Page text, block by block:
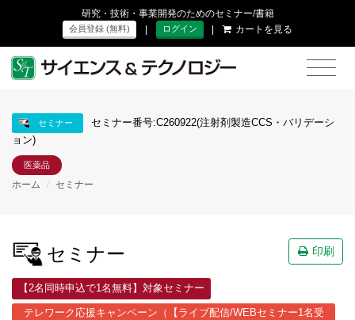
研究・技術・事業開発のためのセミナー/書籍
会員登録 (無料) | ログイン | カートを見る
セミナー
セミナー番号:C260922(注射剤製造CCS・バリデーシ
ョン)
医薬品
ホーム / セミナー
セミナー 印刷
【2名同時申込で1名無料】対象セミナー
テレワーク応援キャンペーン（【ライブ配信/WEBセミナー1名受